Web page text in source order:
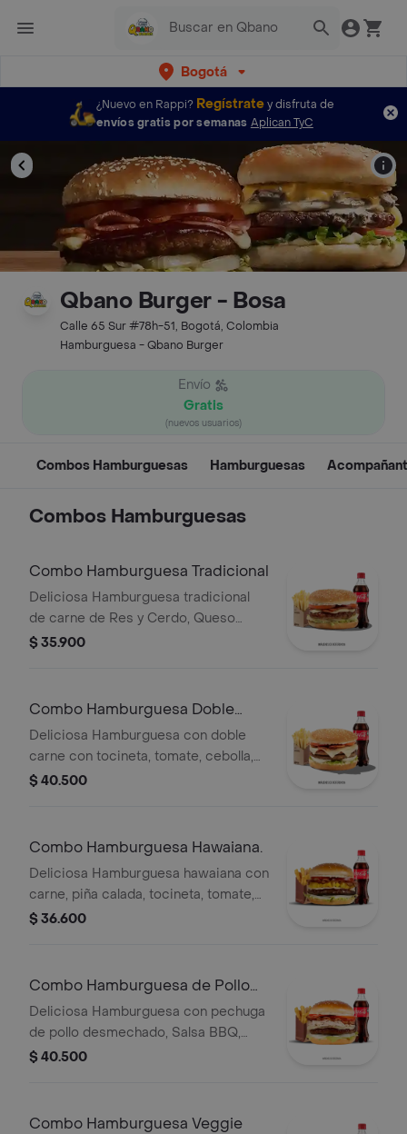
Bogotá
¿Nuevo en Rappi? Regístratey disfruta de
envíos gratis por semanas Aplican TyC
Qbano Burger - Bosa
Calle 65 Sur #78h-51, Bogotá, Colombia
Hamburguesa - Qbano Burger
Envío
Gratis
(nuevos usuarios)
Combos Hamburguesas Hamburguesas
Combos Hamburguesas
Combo Hamburguesa Tradicional
Deliciosa Hamburguesa tradicional
de carne de Res y Cerdo, Queso
Mozzarella, Tocineta, Tomate,
$ 35.900
Combo Hamburguesa Doble
Carne
Deliciosa Hamburguesa con doble
carne con tocineta, tomate, cebolla,
salsa BBQ y queso con papas
$ 40.500
Combo Hamburguesa Hawaiana.
Deliciosa Hamburguesa hawaiana con
carne, piña calada, tocineta, tomate,
cebolla y queso con papas medianas
$ 36.600
Combo Hamburguesa de Pollo
Desmechado.
Deliciosa Hamburguesa con pechuga
de pollo desmechado, Salsa BBQ,
tocineta y queso mozarella con papas
$ 40.500
Combo Hamburguesa Veggie